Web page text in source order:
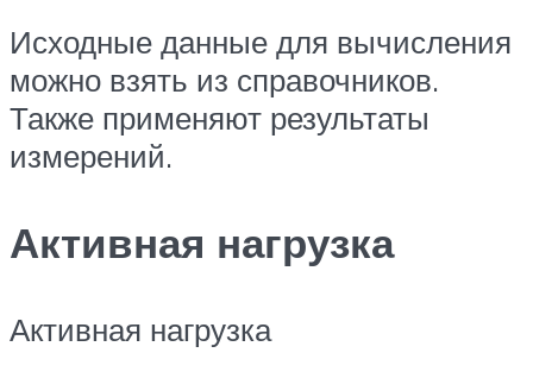
Исходные данные для вычисления
можно взять из справочников.
Также применяют результаты
измерений.
Активная нагрузка
Активная нагрузка